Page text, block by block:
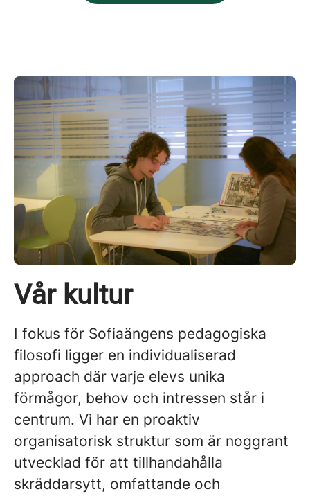
Vår kultur
I fokus för Sofiaängens pedagogiska
filosofi ligger en individualiserad
approach där varje elevs unika
förmågor, behov och intressen står i
centrum. Vi har en proaktiv
organisatorisk struktur som är noggrant
utvecklad för att tillhandahålla
skräddarsytt, omfattande och